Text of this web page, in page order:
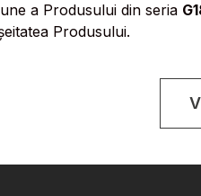
a Produsului din seria
Produsului.